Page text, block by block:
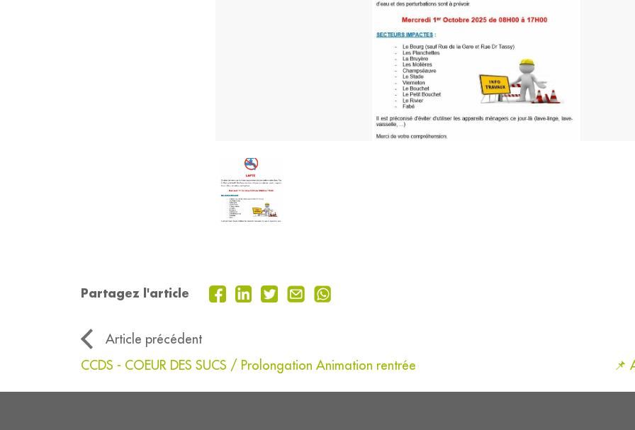
Partagez l'article
Article précédent
CCDS - COEUR DES SUCS / Prolongation Animation rentrée
📌